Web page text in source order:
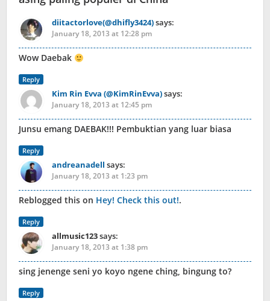
diitactorlove(@dhifly3424)says:
January 18, 2013 at 12:28 pm
Wow Daebak
Reply
Kim Rin Evva (@KimRinEvva)says:
January 18, 2013 at 12:45 pm
Junsu emang DAEBAK!!! Pembuktian yang luar biasa
Reply
andreanadell says:
January 18, 2013 at 1:23 pm
Reblogged this on Hey! Check this out!.
Reply
allmusic123says:
January 18, 2013 at 1:38 pm
sing jenenge seni yo koyo ngene ching, bingung to?
Reply